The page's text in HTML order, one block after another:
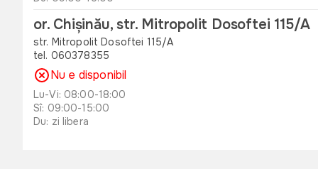
or. Chișinău, str. Mitropolit Dosoftei 115/A
str. Mitropolit Dosoftei 115/A
tel. 060378355
Nu e disponibil
Lu-Vi: 08:00-18:00
Sî: 09:00-15:00
Du: zi libera